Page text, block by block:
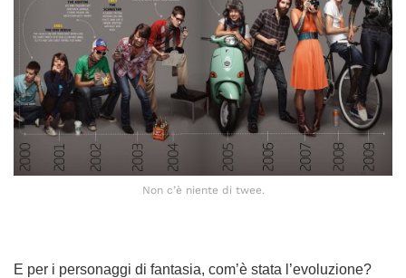
Non c’è niente di twee.
E per i personaggi di fantasia, com’è stata l’evoluzione?